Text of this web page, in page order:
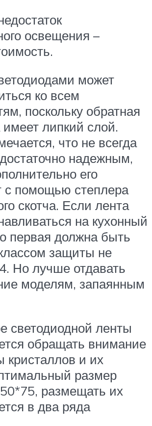
освещения –
может
ко всем
поскольку обратная
имеет липкий слой.
что не всегда
надежным,
его
с помощью степлера
скотча. Если лента
на кухонный
первая должна быть
защиты не
Но лучше отдавать
моделям, запаянным
светодиодной ленты
обращать внимание
кристаллов и их
размер
размещать их
в два ряда